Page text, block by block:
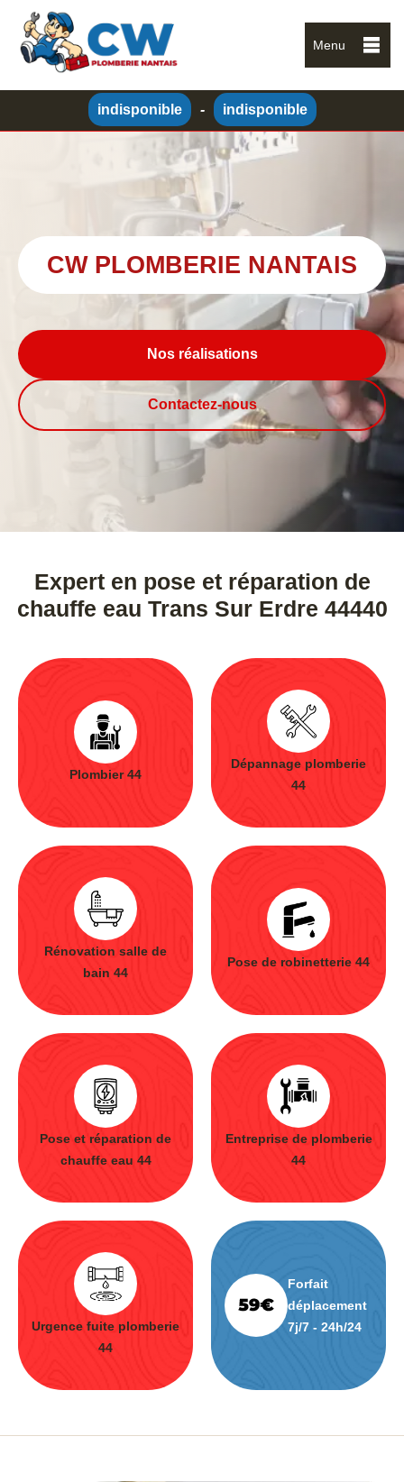
Menu
indisponible - indisponible
CW PLOMBERIE NANTAIS
Nos réalisations
Contactez-nous
Expert en pose et réparation de
chauffe eau Trans Sur Erdre 44440
Plombier 44
Dépannage plomberie
44
Rénovation salle de
bain 44
Pose de robinetterie 44
Pose et réparation de
chauffe eau 44
Entreprise de plomberie
44
Urgence fuite plomberie
44
Forfait
déplacement
7j/7 - 24h/24